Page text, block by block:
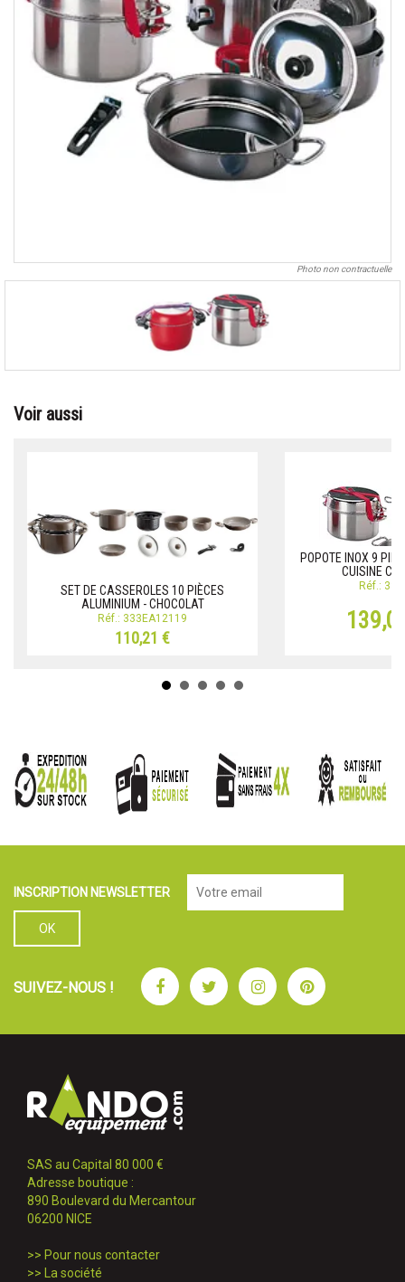
Photo non contractuelle
Voir aussi
SET DE CASSEROLES 10 PIÈCES
ALUMINIUM - CHOCOLAT
Réf.: 333EA12119
110,21 €
POPOTE INOX 9
CUISINE
Réf.:
INSCRIPTION NEWSLETTER
SUIVEZ-NOUS ! FacebookTwitterInstagramPinterest
SAS au Capital 80 000 €
Adresse boutique :
890 Boulevard du Mercantour
06200 NICE
>> Pour nous contacter
>>
La société